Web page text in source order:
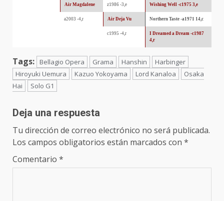
Air Magdalene z1986 -3,e Wishing Well -c1975 3,e
a2003 -4,r Air Deja Vu Northern Taste -a1971 14,c
c1995 -4,r
I Dreamed a Dream -c1987
4,r
Tags: Bellagio Opera Grama Hanshin
Harbinger
Hiroyuki Uemura
Kazuo Yokoyama Lord Kanaloa
Osaka
Hai
Solo G1
Deja una respuesta
Tu dirección de correo electrónico no será publicada.
Los campos obligatorios están marcados con *
Comentario *